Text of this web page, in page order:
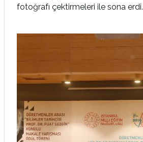
fotoğrafı çektirmeleri ile sona erdi.